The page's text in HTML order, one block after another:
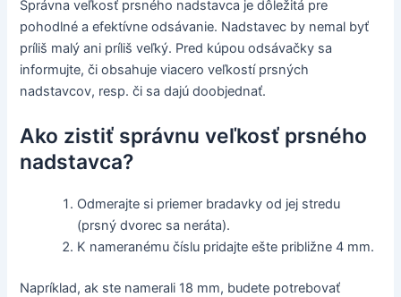
Správna veľkosť prsného nadstavca je dôležitá pre
pohodlné a efektívne odsávanie. Nadstavec by nemal byť
príliš malý ani príliš veľký. Pred kúpou odsávačky sa
informujte, či obsahuje viacero veľkostí prsných
nadstavcov, resp. či sa dajú doobjednať.
Ako zistiť správnu veľkosť prsného
nadstavca?
Odmerajte si priemer bradavky od jej stredu
(prsný dvorec sa neráta).
K nameranému číslu pridajte ešte približne 4 mm.
Napríklad, ak ste namerali 18 mm, budete potrebovať